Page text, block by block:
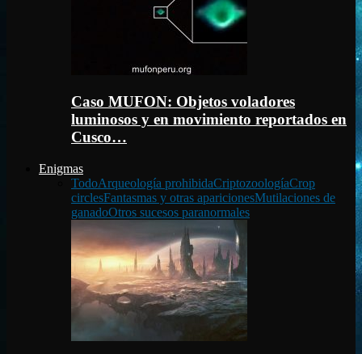
Caso MUFON: Objetos voladores
luminosos y en movimiento reportados en
Cusco…
Enigmas
TodoArqueología prohibidaCriptozoologíaCrop
circlesFantasmas y otras aparicionesMutilaciones de
ganadoOtros sucesos paranormales